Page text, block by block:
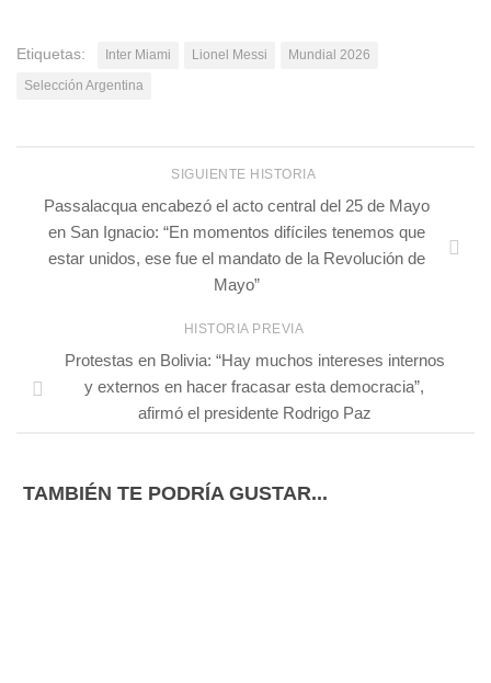
Etiquetas: Inter Miami Lionel Messi
Mundial 2026
Selección Argentina
SIGUIENTE HISTORIA
Passalacqua encabezó el acto central del 25 de Mayo
en San Ignacio: “En momentos difíciles tenemos que
estar unidos, ese fue el mandato de la Revolución de
Mayo”
HISTORIA PREVIA
Protestas en Bolivia: “Hay muchos intereses internos
y externos en hacer fracasar esta democracia”,
afirmó el presidente Rodrigo Paz
TAMBIÉN TE PODRÍA GUSTAR...